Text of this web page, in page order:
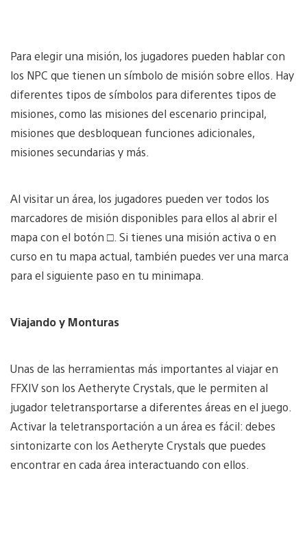
Para elegir una misión, los jugadores pueden hablar con
los NPC que tienen un símbolo de misión sobre ellos. Hay
diferentes tipos de símbolos para diferentes tipos de
misiones, como las misiones del escenario principal,
misiones que desbloquean funciones adicionales,
misiones secundarias y más.
Al visitar un área, los jugadores pueden ver todos los
marcadores de misión disponibles para ellos al abrir el
mapa con el botón □. Si tienes una misión activa o en
curso en tu mapa actual, también puedes ver una marca
para el siguiente paso en tu minimapa.
Viajando y Monturas
Unas de las herramientas más importantes al viajar en
FFXIV son los Aetheryte Crystals, que le permiten al
jugador teletransportarse a diferentes áreas en el juego.
Activar la teletransportación a un área es fácil: debes
sintonizarte con los Aetheryte Crystals que puedes
encontrar en cada área interactuando con ellos.